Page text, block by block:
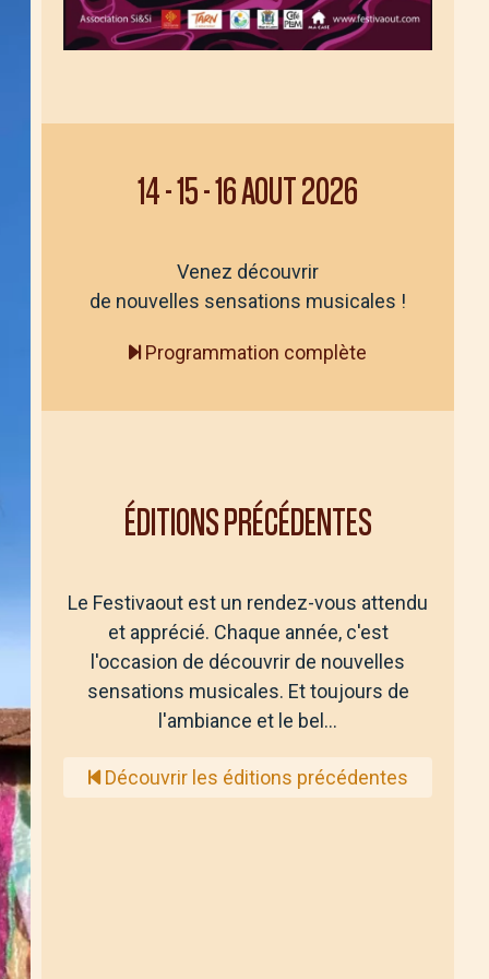
14-15-16 AOUT 2026
Venez découvrir
de nouvelles sensations musicales !
Programmation complète
ÉDITIONS PRÉCÉDENTES
Le Festivaout est un rendez-vous attendu
et apprécié. Chaque année, c'est
l'occasion de découvrir de nouvelles
sensations musicales. Et toujours de
l'ambiance et le bel…
Découvrir les éditions précédentes